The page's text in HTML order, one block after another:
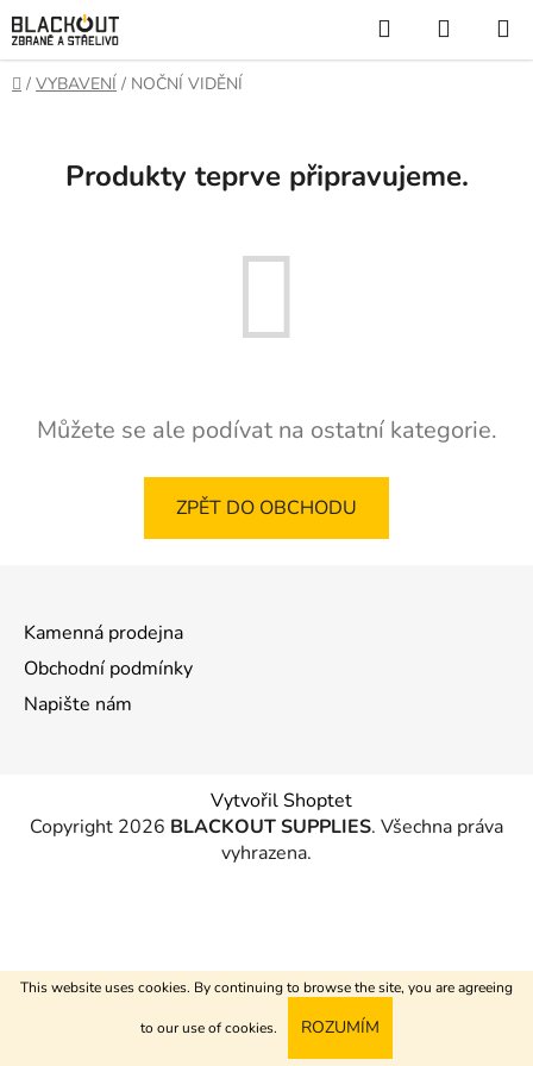
This website uses cookies. By continuing to browse the site, you are agreeing
to our use of cookies. ROZUMÍM
Přejít
na
obsah
Hledat
KOŠÍK
Domů
/ VYBAVENÍ / NOČNÍ VIDĚNÍ
Produkty teprve připravujeme.
Můžete se ale podívat na ostatní kategorie.
ZPĚT DO OBCHODU
Kamenná prodejna
Obchodní podmínky
Napište nám
Vytvořil Shoptet
Copyright 2026 BLACKOUT SUPPLIES. Všechna práva
vyhrazena.